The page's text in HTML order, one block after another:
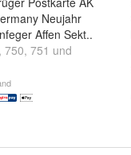
Neujahr
Affen Sekt..
, 750, 751 und